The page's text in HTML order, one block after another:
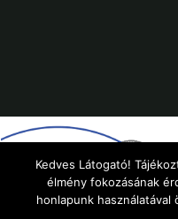
Kedves Látogató!
élmény fokozásának
honlapunk